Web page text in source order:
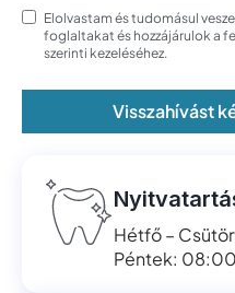
Elolvastam és tudomásul
foglaltakat és hozzájárulok a
szerinti kezeléséhez.
Visszahívást
Hétfő –
Péntek: